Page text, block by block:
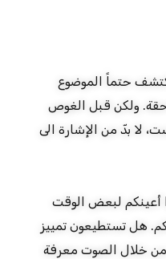
حتماً الموضوع
ولكن قبل الغوص
لا بدّ من الإشارة الى
أعينكم لبعض الوقت
هل تستطيعون تمييز
خلال الصوت معرفة